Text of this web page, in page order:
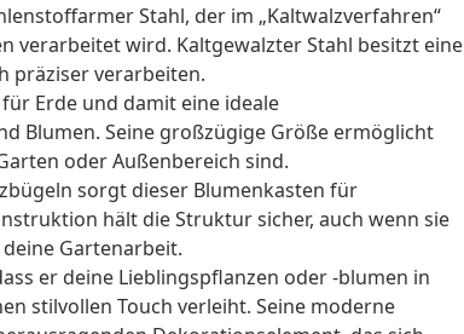
Stahl, der im „Kaltwalzverfahren“
verarbeitet wird. Kaltgewalzter Stahl besitzt eine
präziser verarbeiten.
Erde und damit eine ideale
Blumen. Seine großzügige Größe ermöglicht
oder Außenbereich sind.
sorgt dieser Blumenkasten für
hält die Struktur sicher, auch wenn sie
Gartenarbeit.
er deine Lieblingspflanzen oder -blumen in
stilvollen Touch verleiht. Seine moderne